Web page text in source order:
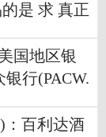
是 求 真正
国地区银
行(PACW.
：百利达酒